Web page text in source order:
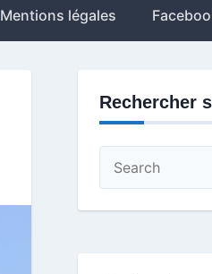
Mentions légales
Rechercher